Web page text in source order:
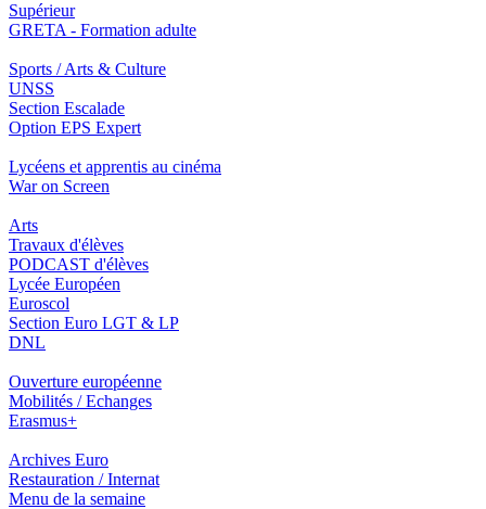
Supérieur
GRETA - Formation adulte
Sports / Arts & Culture
UNSS
Section Escalade
Option EPS Expert
Lycéens et apprentis au cinéma
War on Screen
Arts
Travaux d'élèves
PODCAST d'élèves
Lycée Européen
Euroscol
Section Euro LGT & LP
DNL
Ouverture européenne
Mobilités / Echanges
Erasmus+
Archives Euro
Restauration / Internat
Menu de la semaine